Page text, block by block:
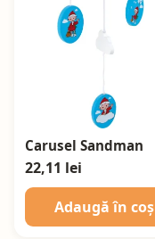
Carusel Sandman
22,11 lei
Adaugă în coș